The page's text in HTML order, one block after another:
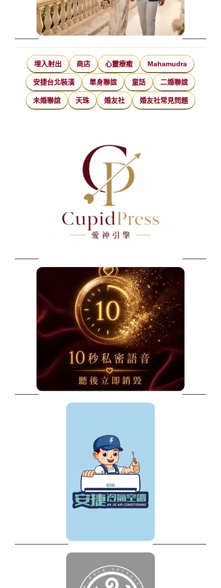
埋入射出 商店 心靈療癒 Mahamudra
安捷台北裝潢 單身聯誼 童話 二婚聯誼
未婚聯誼 天珠 婚友社 婚友社常見問題